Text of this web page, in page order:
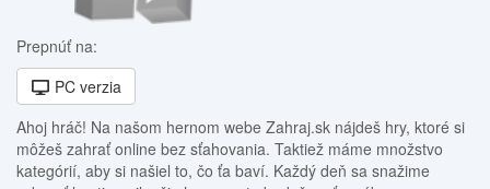
Prepnúť na:
PC verzia
Ahoj hráč! Na našom hernom webe Zahraj.sk nájdeš hry, ktoré si
môžeš zahrať online bez sťahovania. Taktiež máme množstvo
kategórií, aby si našiel to, čo ťa baví. Každý deň sa snažime